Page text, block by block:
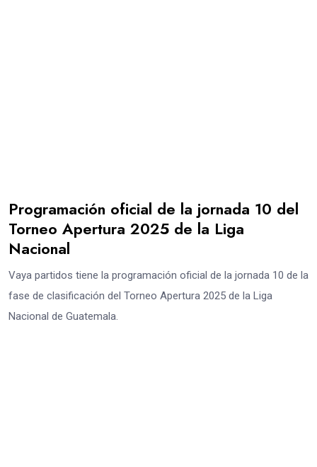
Programación oficial de la jornada 10 del
Torneo Apertura 2025 de la Liga
Nacional
Vaya partidos tiene la programación oficial de la jornada 10 de la
fase de clasificación del Torneo Apertura 2025 de la Liga
Nacional de Guatemala.